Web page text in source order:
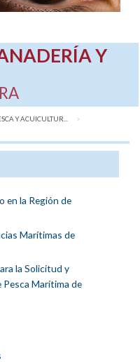
Y
Y ACUICULTUR...
en la Región de
Marítimas de
la Solicitud y
Pesca Marítima de